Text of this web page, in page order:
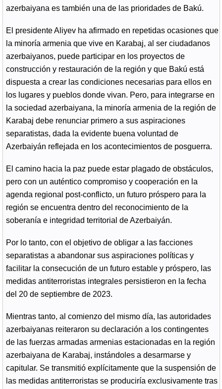
azerbaiyana es también una de las prioridades de Bakú.
El presidente Aliyev ha afirmado en repetidas ocasiones que
la minoría armenia que vive en Karabaj, al ser ciudadanos
azerbaiyanos, puede participar en los proyectos de
construcción y restauración de la región y que Bakú está
dispuesta a crear las condiciones necesarias para ellos en
los lugares y pueblos donde vivan. Pero, para integrarse en
la sociedad azerbaiyana, la minoría armenia de la región de
Karabaj debe renunciar primero a sus aspiraciones
separatistas, dada la evidente buena voluntad de
Azerbaiyán reflejada en los acontecimientos de posguerra.
El camino hacia la paz puede estar plagado de obstáculos,
pero con un auténtico compromiso y cooperación en la
agenda regional post-conflicto, un futuro próspero para la
región se encuentra dentro del reconocimiento de la
soberanía e integridad territorial de Azerbaiyán.
Por lo tanto, con el objetivo de obligar a las facciones
separatistas a abandonar sus aspiraciones políticas y
facilitar la consecución de un futuro estable y próspero, las
medidas antiterroristas integrales persistieron en la fecha
del 20 de septiembre de 2023.
Mientras tanto, al comienzo del mismo día, las autoridades
azerbaiyanas reiteraron su declaración a los contingentes
de las fuerzas armadas armenias estacionadas en la región
azerbaiyana de Karabaj, instándoles a desarmarse y
capitular. Se transmitió explícitamente que la suspensión de
las medidas antiterroristas se produciría exclusivamente tras